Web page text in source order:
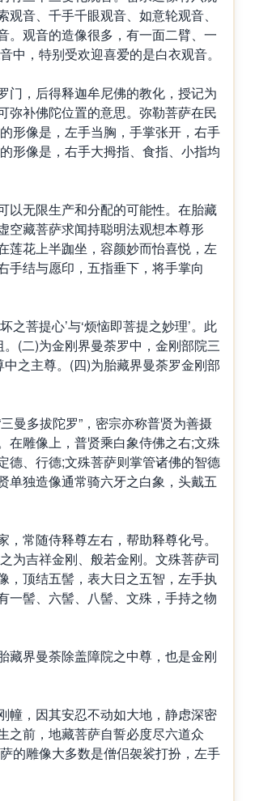
音、千手千眼观音、如意轮观音、
。观音的造像很多，有一面二臂、一
，特别受欢迎喜爱的是白衣观音。
门，后得释迦牟尼佛的教化，授记为
弥补佛陀位置的意思。弥勒菩萨在民
形像是，左手当胸，手掌张开，右手
形像是，右手大拇指、食指、小指均
以无限生产和分配的可能性。在胎藏
空藏菩萨求闻持聪明法观想本尊形
莲花上半跏坐，容颜妙而怡喜悦，左
手结与愿印，五指垂下，将手掌向
菩提心’与‘烦恼即菩提之妙理’。此
(二)为金刚界曼荼罗中，金刚部院三
之主尊。(四)为胎藏界曼荼罗金刚部
曼多拔陀罗”，密宗亦称普贤为善摄
在雕像上，普贤乘白象侍佛之右;文殊
德、行德;文殊菩萨则掌管诸佛的智德
单独造像通常骑六牙之白象，头戴五
常随侍释尊左右，帮助释尊化号。
为吉祥金刚、般若金刚。文殊菩萨司
，顶结五髻，表大日之五智，左手执
一髻、六髻、八髻、文殊，手持之物
藏界曼荼除盖障院之中尊，也是金刚
幢，因其安忍不动如大地，静虑深密
之前，地藏菩萨自誓必度尽六道众
的雕像大多数是僧侣袈裟打扮，左手